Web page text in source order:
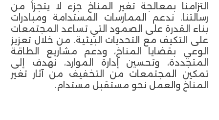
التزامنا بمعالجة تغير المناخ جزء لا يتجزأ من
رسالتنا. ندعم الممارسات المستدامة ومبادرات
بناء القدرة على الصمود التي تساعد المجتمعات
على التكيف مع التحديات البيئية. من خلال تعزيز
الوعي بقضايا المناخ، ودعم مشاريع الطاقة
المتجددة، وتحسين إدارة الموارد، نهدف إلى
تمكين المجتمعات من التخفيف من آثار تغير
المناخ والعمل نحو مستقبل مستدام.